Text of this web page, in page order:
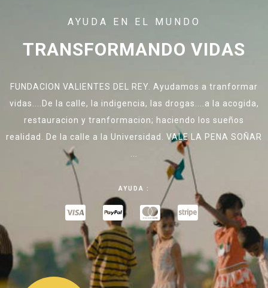
AYUDA EN EL MUNDO
TRANSFORMANDO VIDAS
FUNDACION VALIENTES DEL REY. Ayudamos a tranformar
vidas....De la calle, la indigencia, las drogas....a la acogida,
restauracion y tranformacion; haciendo los sueños
realidad. De la calle a la Universidad. VALE LA PENA SOÑAR
...
AYUDA :